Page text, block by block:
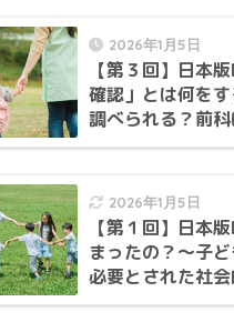
2026年1月5日
【第３回】日本
確認」とは何を
調べられる？前
る？
2026年1月5日
【第１回】日本
まったの？〜子
必要とされた社